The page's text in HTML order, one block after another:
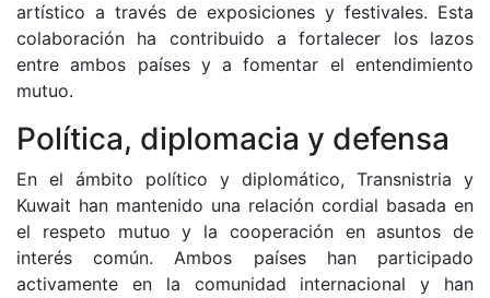
artístico a través de exposiciones y festivales. Esta
colaboración ha contribuido a fortalecer los lazos
entre ambos países y a fomentar el entendimiento
mutuo.
Política, diplomacia y defensa
En el ámbito político y diplomático, Transnistria y
Kuwait han mantenido una relación cordial basada en
el respeto mutuo y la cooperación en asuntos de
interés común. Ambos países han participado
activamente en la comunidad internacional y han